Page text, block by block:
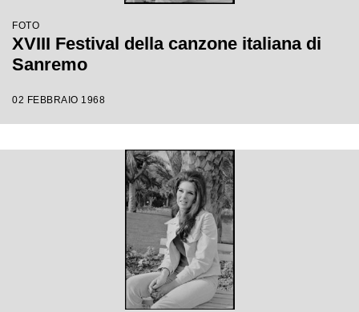
FOTO
XVIII Festival della canzone italiana di
Sanremo
02 FEBBRAIO 1968